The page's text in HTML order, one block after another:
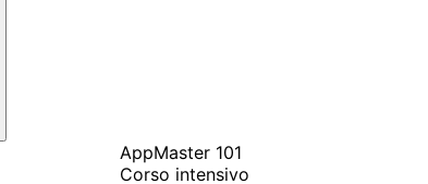
AppMaster 101
Corso intensivo